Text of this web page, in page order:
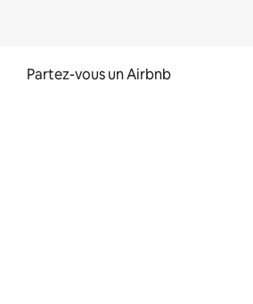
Partez-vous un Airbnb